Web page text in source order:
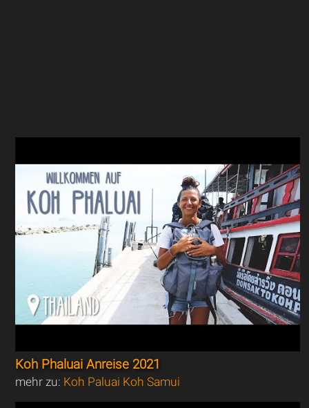
Koh Phaluai Anreise 2021
mehr zu: Koh Paluai Koh Samui